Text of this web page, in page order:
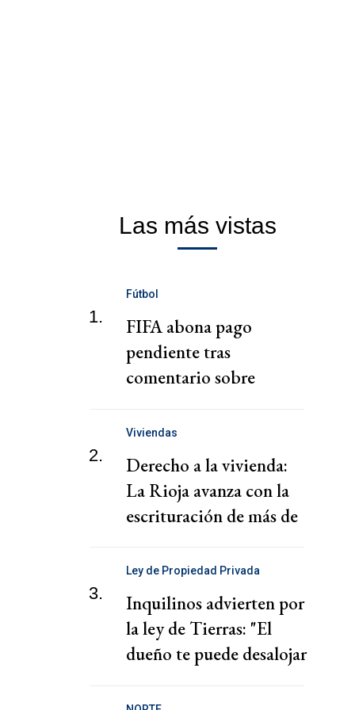
Las más vistas
1.
Fútbol
FIFA abona pago
pendiente tras
comentario sobre
de la Federación Jordana
2.
Viviendas
Derecho a la vivienda:
La Rioja avanza con la
escrituración de más de
3.
Ley de Propiedad Privada
Inquilinos advierten por
la ley de Tierras: "El
dueño te puede desalojar